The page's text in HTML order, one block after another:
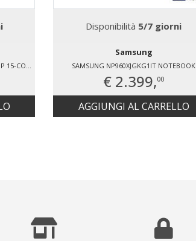
Disponibilità 5/7 giorni
Samsung
SAMSUNG NP960XJGKG1IT NOTEBOOK
€ 2.399,00
AGGIUNGI AL CARRELLO